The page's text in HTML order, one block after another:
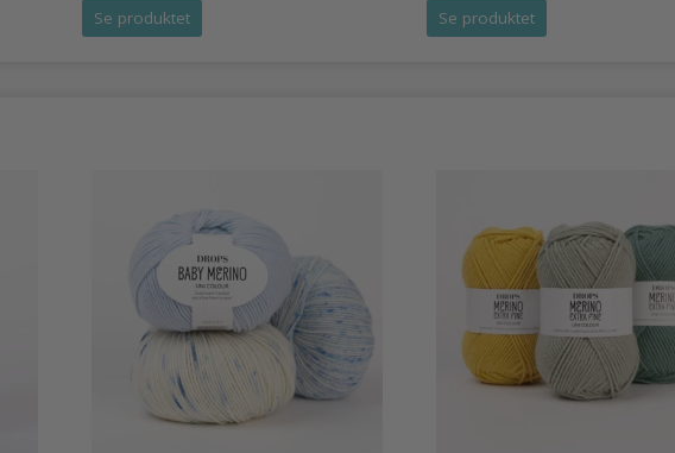
Se produktet Se produktet